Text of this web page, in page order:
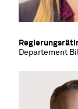
Departement